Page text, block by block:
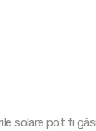
solare pot fi